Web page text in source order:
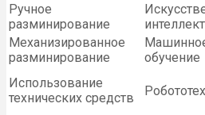
Ручное
разминирование
интеллект
Механизированное
разминирование
обучение
Использование
технических средств